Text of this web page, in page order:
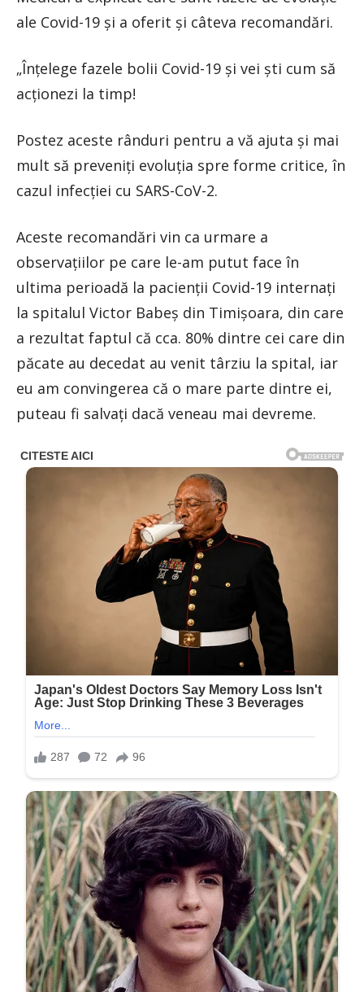
ale Covid-19 și a oferit și câteva recomandări.
„Înțelege fazele bolii Covid-19 și vei ști cum să
acționezi la timp!
Postez aceste rânduri pentru a vă ajuta și mai
mult să preveniți evoluția spre forme critice, în
cazul infecției cu SARS-CoV-2.
Aceste recomandări vin ca urmare a
observațiilor pe care le-am putut face în
ultima perioadă la pacienții Covid-19 internați
la spitalul Victor Babeș din Timișoara, din care
a rezultat faptul că cca. 80% dintre cei care din
păcate au decedat au venit târziu la spital, iar
eu am convingerea că o mare parte dintre ei,
puteau fi salvați dacă veneau mai devreme.